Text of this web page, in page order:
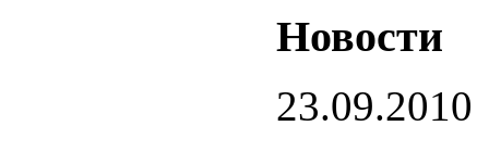
Новости
23.09.2010